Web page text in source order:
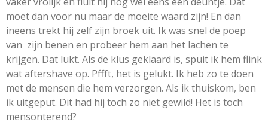
moet dan voor nu maar de moeite waard zijn! En dan
ineens trekt hij zelf zijn broek uit. Ik was snel de poep
van zijn benen en probeer hem aan het lachen te
krijgen. Dat lukt. Als de klus geklaard is, spuit ik hem flink
wat aftershave op. Pffft, het is gelukt. Ik heb zo te doen
met de mensen die hem verzorgen. Als ik thuiskom, ben
ik uitgeput. Dit had hij toch zo niet gewild! Het is toch
mensonterend?